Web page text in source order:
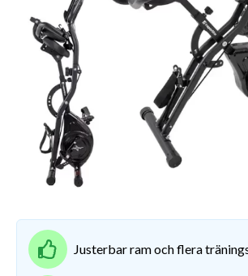
Justerbar ram och flera